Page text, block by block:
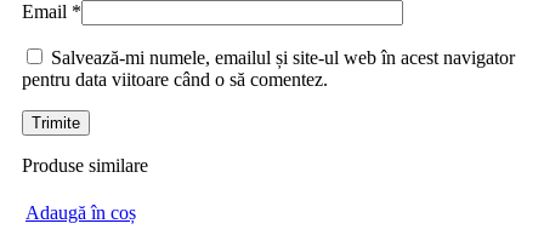
Email *
Salvează-mi numele, emailul și site-ul web în acest navigator
pentru data viitoare când o să comentez.
Produse similare
Adaugă în coș